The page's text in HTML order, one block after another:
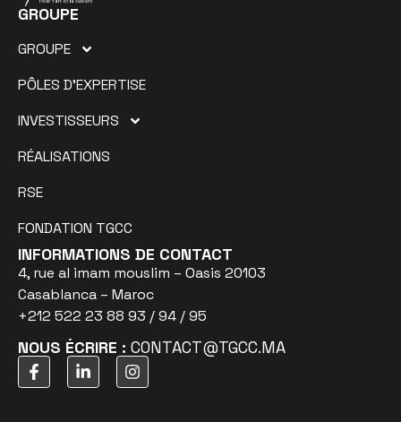
GROUPE
GROUPE
PÔLES D’EXPERTISE
INVESTISSEURS
RÉALISATIONS
RSE
FONDATION TGCC
INFORMATIONS DE CONTACT
4, rue al imam mouslim – Oasis 20103
Casablanca – Maroc
+212 522 23 88 93 / 94 / 95
NOUS ÉCRIRE : CONTACT@TGCC.MA